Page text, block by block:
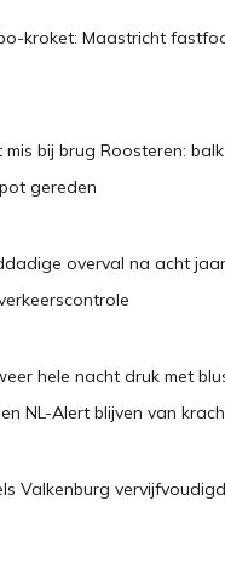
kroket: Maastricht
bij brug Roosteren: balk
gereden
overval na acht jaar
hele nacht druk met
NL-Alert blijven van
Valkenburg